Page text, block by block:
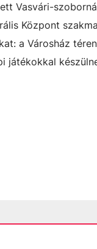
Vasvári-
Központ
a Városház
játékokkal